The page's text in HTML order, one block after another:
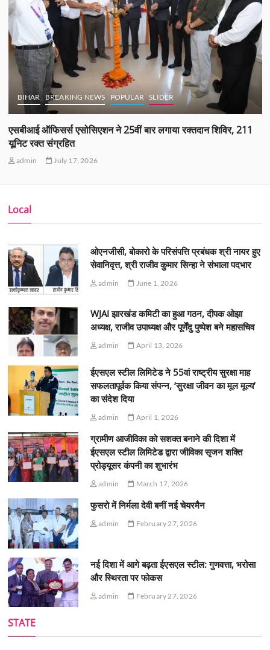
BIHAR BREAKING NEWS POPULAR SLIDER
एसबीआई ऑफिसर्स एसोसिएशन ने 25वीं बार लगाया रक्तदान शिविर, 211
यूनिट रक्त संग्रहित
admin July 17, 2026
Local
ओएनजीसी, बोकारो के परिसंपत्ति प्रबंधक श्री नायर हुए
सेवानिवृत्त, श्री राजीव कुमार सिन्हा ने संभाला पदभार
admin June 1, 2026
WJAI झारखंड कमिटी का हुआ गठन, दीपक ओझा
अध्यक्ष, राजीव उपाध्यक्ष और पूर्णेंदु पुष्पेश बने महासचिव
admin April 13, 2026
ईएसएल स्टील लिमिटेड ने 55वां राष्ट्रीय सुरक्षा माह
सफलतापूर्वक किया संपन्न, ‘सुरक्षा जीवन का मूल मूल्य’
का संदेश दिया
admin April 1, 2026
ग्रामीण आजीविका को सशक्त बनाने की दिशा में
ईएसएल स्टील लिमिटेड द्वारा जीविका सृजन शक्ति
प्रोड्यूसर कंपनी का शुभारंभ
admin March 17, 2026
फुसरो में निर्मला देवी बनीं नई चेयरमैन
admin February 27, 2026
नई दिशा में आगे बढ़ता ईएसएल स्टील: गुणवत्ता, भरोसा
और स्थिरता पर फोकस
admin February 27, 2026
STATE